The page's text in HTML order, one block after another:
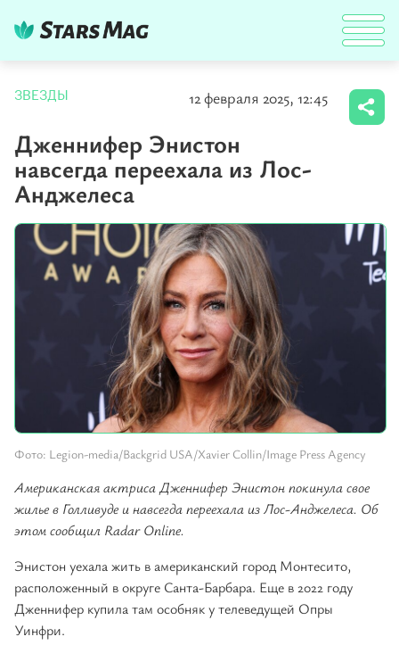
ЗВЕЗДЫ 12 февраля 2025, 12:45
Дженнифер Энистон
навсегда переехала из Лос-
Анджелеса
Фото: Legion-media/Backgrid USA/Xavier Collin/Image Press Agency
Американская актриса Дженнифер Энистон покинула свое
жилье в Голливуде и навсегда переехала из Лос-Анджелеса. Об
этом сообщил Radar Online.
Энистон уехала жить в американский город Монтесито,
расположенный в округе Санта-Барбара. Еще в 2022 году
Дженнифер купила там особняк у телеведущей Опры
Уинфри.